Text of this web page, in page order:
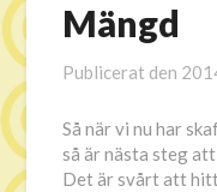
Mängd
Publicerat den
Så när vi nu har
så är nästa steg
Det är svårt att